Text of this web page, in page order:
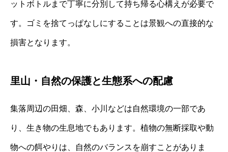
ットボトルまで丁寧に分別して持ち帰る心構えが必要で
す。ゴミを捨てっぱなしにすることは景観への直接的な
損害となります。
里山・自然の保護と生態系への配慮
集落周辺の田畑、森、小川などは自然環境の一部であ
り、生き物の生息地でもあります。植物の無断採取や動
物への餌やりは、自然のバランスを崩すことがありま